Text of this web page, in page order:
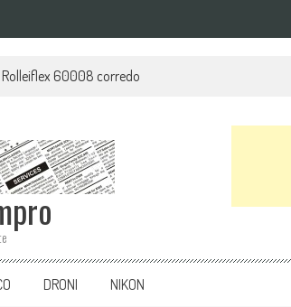
Rolleiflex 60008 corredo
DRONI NIKON